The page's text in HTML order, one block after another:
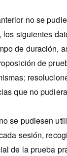
no se
siguientes
de duración,
de
que no
se pudiesen
sesión,
de la prueba